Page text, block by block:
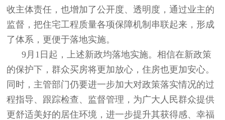
收主体责任，也增加了公开度、透明度，通过业主的
监督，把住宅工程质量各项保障机制串联起来，形成
了体系，更便于落地实施。
9月1日起，上述新政均落地实施。相信在新政策
的保护下，群众买房将更加放心，住房也更加安心。
同时，主管部门仍要进一步加大对政策落实情况的过
程指导、跟踪检查、监督管理，为广大人民群众提供
更舒适美好的居住环境，进一步提升其获得感、幸福